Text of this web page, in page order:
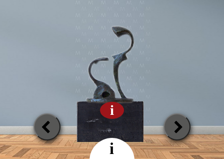
i
Previous
Slide
Next
Slide
i